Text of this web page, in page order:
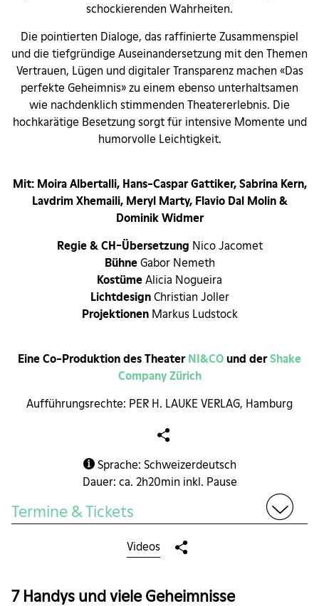
schockierenden Wahrheiten.
Die pointierten Dialoge, das raffinierte Zusammenspiel
und die tiefgründige Auseinandersetzung mit den Themen
Vertrauen, Lügen und digitaler Transparenz machen «Das
perfekte Geheimnis» zu einem ebenso unterhaltsamen
wie nachdenklich stimmenden Theatererlebnis. Die
hochkarätige Besetzung sorgt für intensive Momente und
humorvolle Leichtigkeit.
Mit: Moira Albertalli, Hans-Caspar Gattiker, Sabrina Kern,
Lavdrim Xhemaili, Meryl Marty, Flavio Dal Molin &
Dominik Widmer
Regie & CH-Übersetzung Nico Jacomet
BühneGabor Nemeth
Kostüme Alicia Nogueira
LichtdesignChristian Joller
ProjektionenMarkus Ludstock
Eine Co-Produktion des Theater NI&CO und derShake
Company Zürich
Aufführungsrechte: PER H. LAUKE VERLAG, Hamburg
Sprache: Schweizerdeutsch
Dauer: ca. 2h20min inkl. Pause
Termine & Tickets
September 2026
19.30
Das perfekte Geheimnis
Sieben Freunde. Sieben Handys. Ein
Videos
7 Handys und viele Geheimnisse